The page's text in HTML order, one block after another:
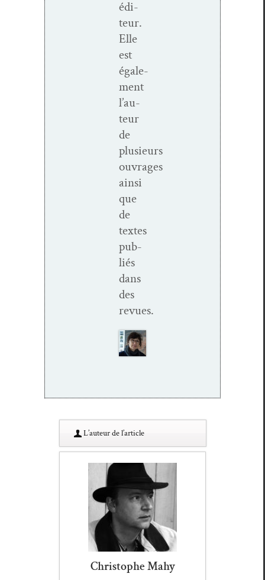
édi­
teur.
Elle
est
égale­
ment
l’au­
teur
de
plusieurs
ouvrages
ain­si
que
de
textes
pub­
liés
dans
des
revues.
L’au­teur de l’article
Christophe Mahy